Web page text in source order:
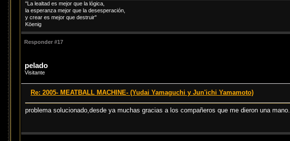
"La lealtad es mejor que la lógica,
la esperanza mejor que la desesperación,
y crear es mejor que destruir"
Köenig
Responder #17
pelado
Visitante
Re: 2005- MEATBALL MACHINE- (Yudai Yamaguchi y Jun'ichi Yamamoto)
problema solucionado,desde ya muchas gracias a los compañeros que me dieron una mano.